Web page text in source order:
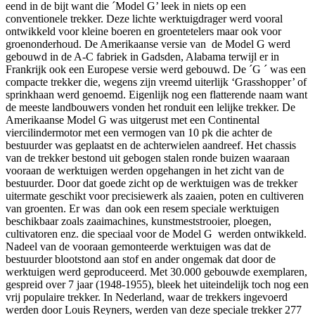
eend in de bijt want die ´Model G’ leek in niets op een
conventionele trekker. Deze lichte werktuigdrager werd vooral
ontwikkeld voor kleine boeren en groentetelers maar ook voor
groenonderhoud. De Amerikaanse versie van de Model G werd
gebouwd in de A-C fabriek in Gadsden, Alabama terwijl er in
Frankrijk ook een Europese versie werd gebouwd. De ´G ´ was een
compacte trekker die, wegens zijn vreemd uiterlijk ‘Grasshopper’ of
sprinkhaan werd genoemd. Eigenlijk nog een flatterende naam want
de meeste landbouwers vonden het ronduit een lelijke trekker. De
Amerikaanse Model G was uitgerust met een Continental
viercilindermotor met een vermogen van 10 pk die achter de
bestuurder was geplaatst en de achterwielen aandreef. Het chassis
van de trekker bestond uit gebogen stalen ronde buizen waaraan
vooraan de werktuigen werden opgehangen in het zicht van de
bestuurder. Door dat goede zicht op de werktuigen was de trekker
uitermate geschikt voor precisiewerk als zaaien, poten en cultiveren
van groenten. Er was dan ook een resem speciale werktuigen
beschikbaar zoals zaaimachines, kunstmeststrooier, ploegen,
cultivatoren enz. die speciaal voor de Model G werden ontwikkeld.
Nadeel van de vooraan gemonteerde werktuigen was dat de
bestuurder blootstond aan stof en ander ongemak dat door de
werktuigen werd geproduceerd. Met 30.000 gebouwde exemplaren,
gespreid over 7 jaar (1948-1955), bleek het uiteindelijk toch nog een
vrij populaire trekker. In Nederland, waar de trekkers ingevoerd
werden door Louis Reyners, werden van deze speciale trekker 277